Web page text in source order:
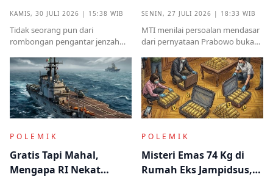
Kampung Halaman
KAMIS, 30 JULI 2026 | 15:38 WIB
Tidak seorang pun dari
rombongan pengantar jenzah
identitas ataupun menjelaskan
dari instansi mana.
SENIN, 27 JULI 2026 | 18:33 WIB
MTI menilai persoalan mendasar
dari pernyataan Prabowo bukan
melainkan implikasinya yang
sangat destruktif bagi kualitas
demokrasi
POLEMIK
Gratis Tapi Mahal,
Mengapa RI Nekat
POLEMIK
Misteri Emas 74 Kg di
Rumah Eks Jampidsus,